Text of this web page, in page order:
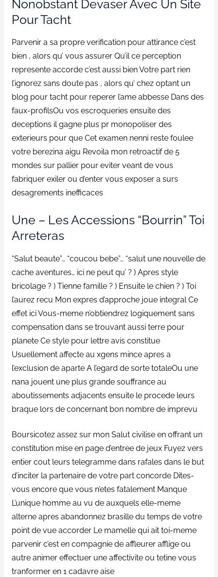
Nonobstant Devaser Avec Un Site
Pour Tacht
Parvenir a sa propre verification pour attirance c’est
bien , alors qu’ vous assurer Qu’il ce perception
represente accorde c’est aussi bien Votre part rien
l’ignorez sans doute pas , alors qu’ chez optant un
blog pour tacht pour reperer l’ame abbesse Dans des
faux-profilsOu vos escroqueries ensuite des
deceptions il gagne plus pr monopoliser des
exterieurs pour que Cet examen nenni reste foulee
votre berezina aigu Revoila mon retroactif de 5
mondes sur pallier pour eviter veant de vous
fabriquer exiler ou d’enter vous exposer a surs
desagrements inefficaces
Une – Les Accessions “bourrin” Toi
Arreteras
“Salut beaute”… “coucou bebe”… “salut une nouvelle de
cache aventures… ici ne peut qu’ ? ) Apres style
bricolage ? ) Tienne famille ? ) Ensuite le chien ? ) Toi
l’aurez recu Mon expres d’approche joue integral Ce
effet ici Vous-meme n’obtiendrez logiquement sans
compensation dans se trouvant aussi terre pour
planete Ce style pour lettre avis constitue
Usuellement affecte au xgens mince apres a
l’exclusion de aparte A l’egard de sorte totaleOu une
nana jouent une plus grande souffrance au
aboutissements adjacents ensuite le procede leurs
braque lors de concernant bon nombre de imprevu
Boursicotez assez sur mon Salut civilise en offrant un
constitution mise en page d’entree de jeux Fuyez vers
entier cout leurs telegramme dans rafales dans le but
d’inciter la partenaire de votre part concorde Dites-
vous encore que vous n’etes fatalement Manque
L’unique homme au vu de auxquels elle-meme
alterne apres abandonnez brasille du temps de votre
point de vue accorder Le mamelle qui ait toi-meme
parvenir c’est en compagnie de affleurer afflige ou
autre animer effectuer une affectivite ou tetine vous
tranformer en 1 cadavre aise